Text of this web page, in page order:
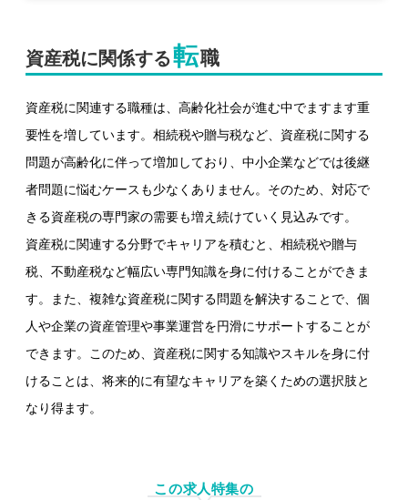
資産税に関係する転職
資産税に関連する職種は、高齢化社会が進む中でますます重
要性を増しています。相続税や贈与税など、資産税に関する
問題が高齢化に伴って増加しており、中小企業などでは後継
者問題に悩むケースも少なくありません。そのため、対応で
きる資産税の専門家の需要も増え続けていく見込みです。
資産税に関連する分野でキャリアを積むと、相続税や贈与
税、不動産税など幅広い専門知識を身に付けることができま
す。また、複雑な資産税に関する問題を解決することで、個
人や企業の資産管理や事業運営を円滑にサポートすることが
できます。このため、資産税に関する知識やスキルを身に付
けることは、将来的に有望なキャリアを築くための選択肢と
なり得ます。
この求人特集の